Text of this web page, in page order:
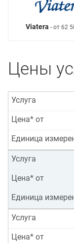
Viatera - от 62
Цены
Услуга
Цена* от
Единица
Услуга
Цена* от
Единица
Услуга
Цена* от